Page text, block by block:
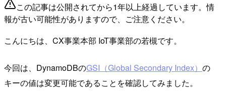
この記事は公開されてから1年以上経過しています。情
報が古い可能性がありますので、ご注意ください。
こんにちは、CX事業本部 IoT事業部の若槻です。
今回は、DynamoDBのGSI（Global Secondary Index） の
キーの値は変更可能であることを確認してみました。